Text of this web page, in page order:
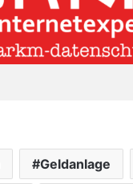
Geldanlage